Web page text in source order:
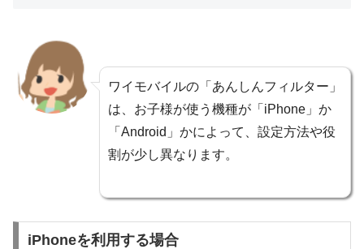
ワイモバイルの「あんしんフィルター」
は、お子様が使う機種が「iPhone」か
「Android」かによって、設定方法や役
割が少し異なります。
iPhoneを利用する場合